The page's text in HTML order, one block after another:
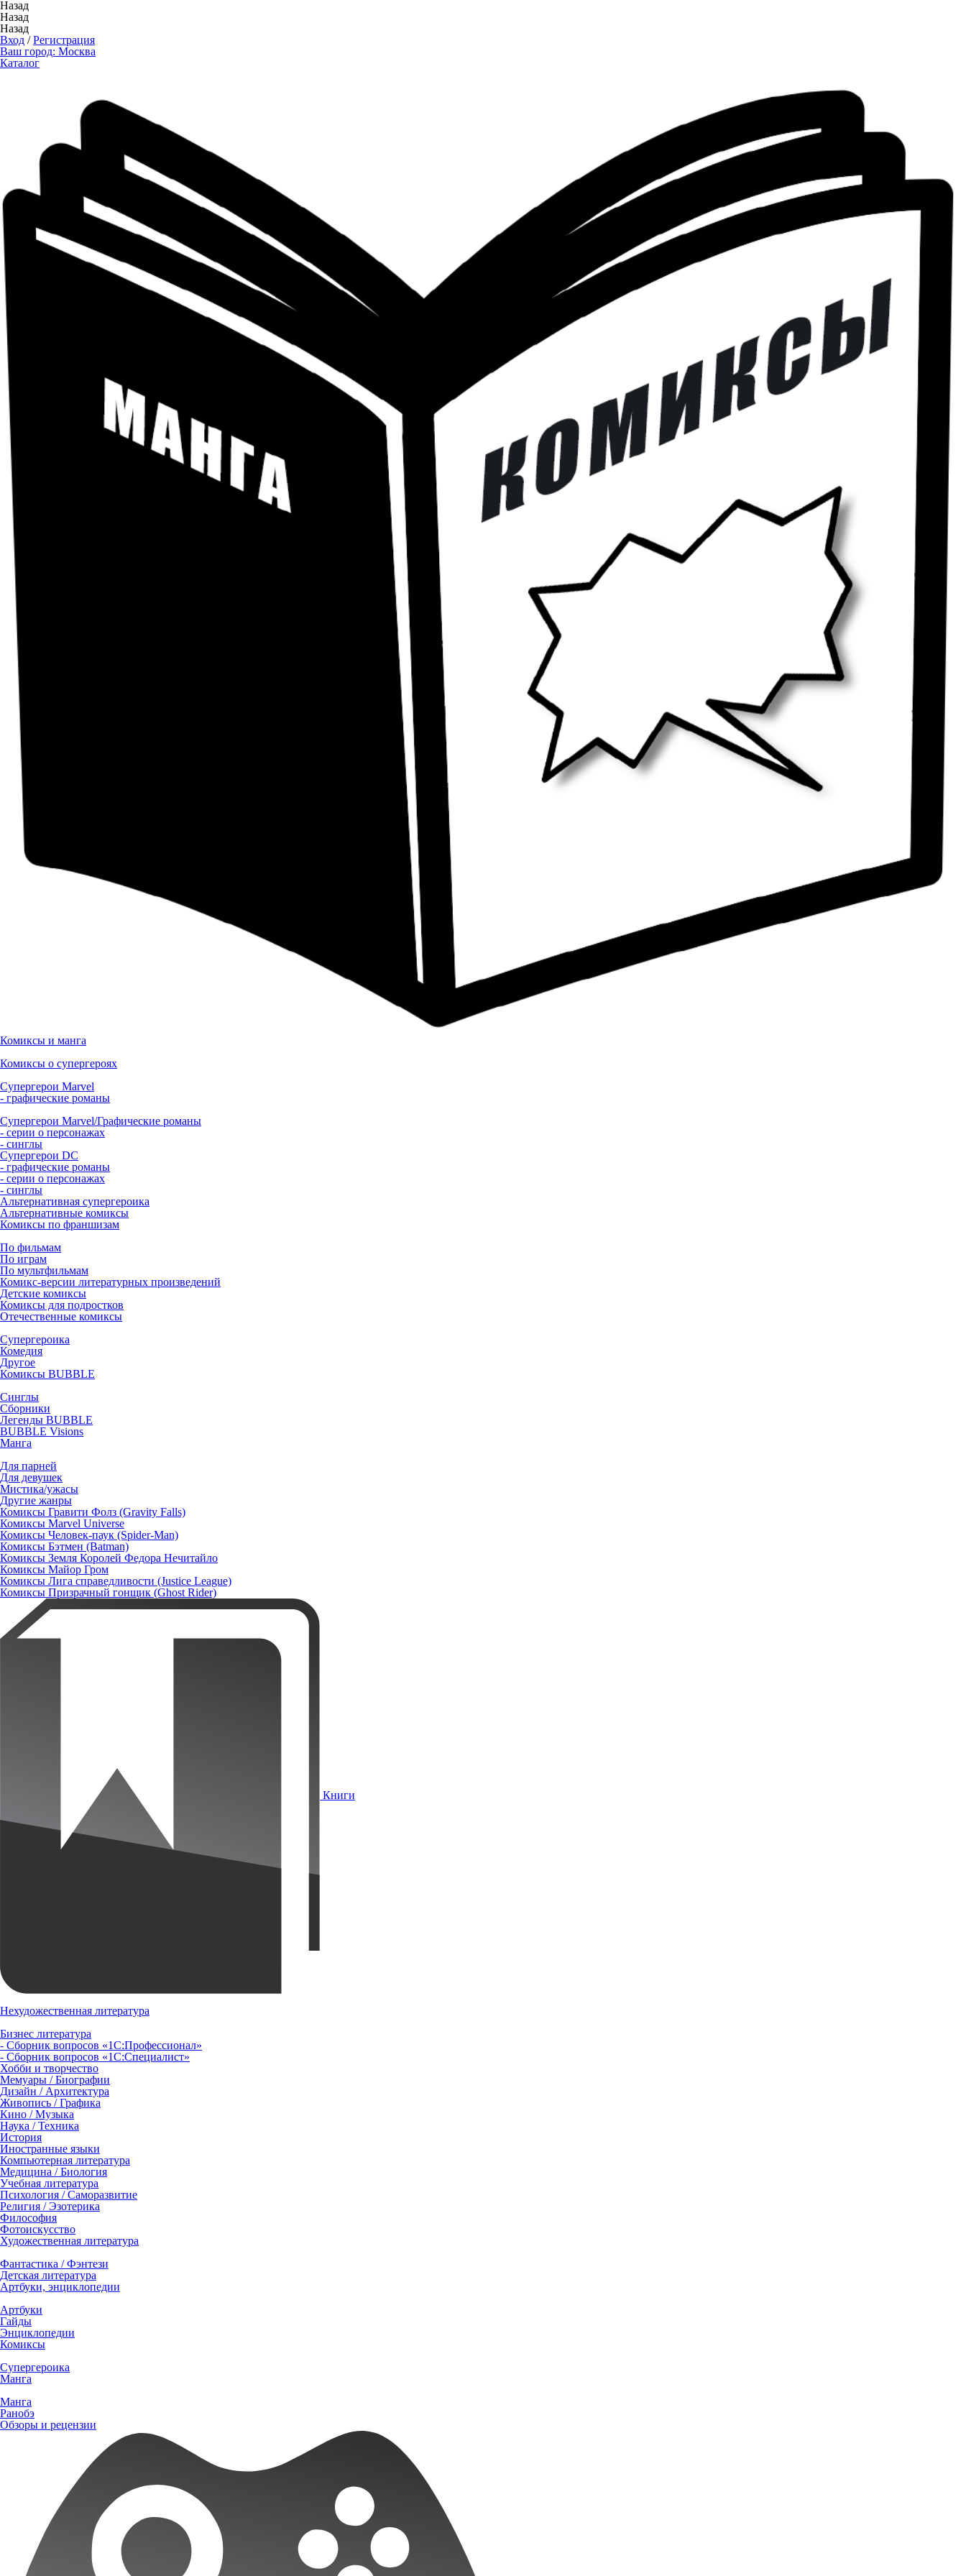
Назад
Назад
Назад
Вход /Регистрация
Ваш город: Москва
Каталог
Комиксы и манга
Комиксы о супергероях
Супергерои Marvel
- графические романы
Супергерои Marvel/Графические романы
- серии о персонажах
- синглы
Супергерои DC
- графические романы
- серии о персонажах
- синглы
Альтернативная супергероика
Альтернативные комиксы
Комиксы по франшизам
По фильмам
По играм
По мультфильмам
Комикс-версии литературных произведений
Детские комиксы
Комиксы для подростков
Отечественные комиксы
Супергероика
Комедия
Другое
Комиксы BUBBLE
Синглы
Сборники
Легенды BUBBLE
BUBBLE Visions
Манга
Для парней
Для девушек
Мистика/ужасы
Другие жанры
Комиксы Гравити Фолз (Gravity Falls)
Комиксы Marvel Universe
Комиксы Человек-паук (Spider-Man)
Комиксы Бэтмен (Batman)
Комиксы Земля Королей Федора Нечитайло
Комиксы Майор Гром
Комиксы Лига справедливости (Justice League)
Комиксы Призрачный гонщик (Ghost Rider)
Книги
Нехудожественная литература
Бизнес литература
- Сборник вопросов «1С:Профессионал»
- Сборник вопросов «1С:Специалист»
Хобби и творчество
Мемуары / Биографии
Дизайн / Архитектура
Живопись / Графика
Кино / Музыка
Наука / Техника
История
Иностранные языки
Компьютерная литература
Медицина / Биология
Учебная литература
Психология / Саморазвитие
Религия / Эзотерика
Философия
Фотоискусство
Художественная литература
Фантастика / Фэнтези
Детская литература
Артбуки, энциклопедии
Артбуки
Гайды
Энциклопедии
Комиксы
Супергероика
Манга
Манга
Ранобэ
Обзоры и рецензии